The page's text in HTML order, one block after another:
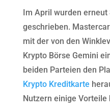
Im April wurden erneut
geschrieben.
mit der von den
Krypto Börse Gemini
beiden Parteien den
Krypto Kreditkarte
Nutzern einige Vorteile